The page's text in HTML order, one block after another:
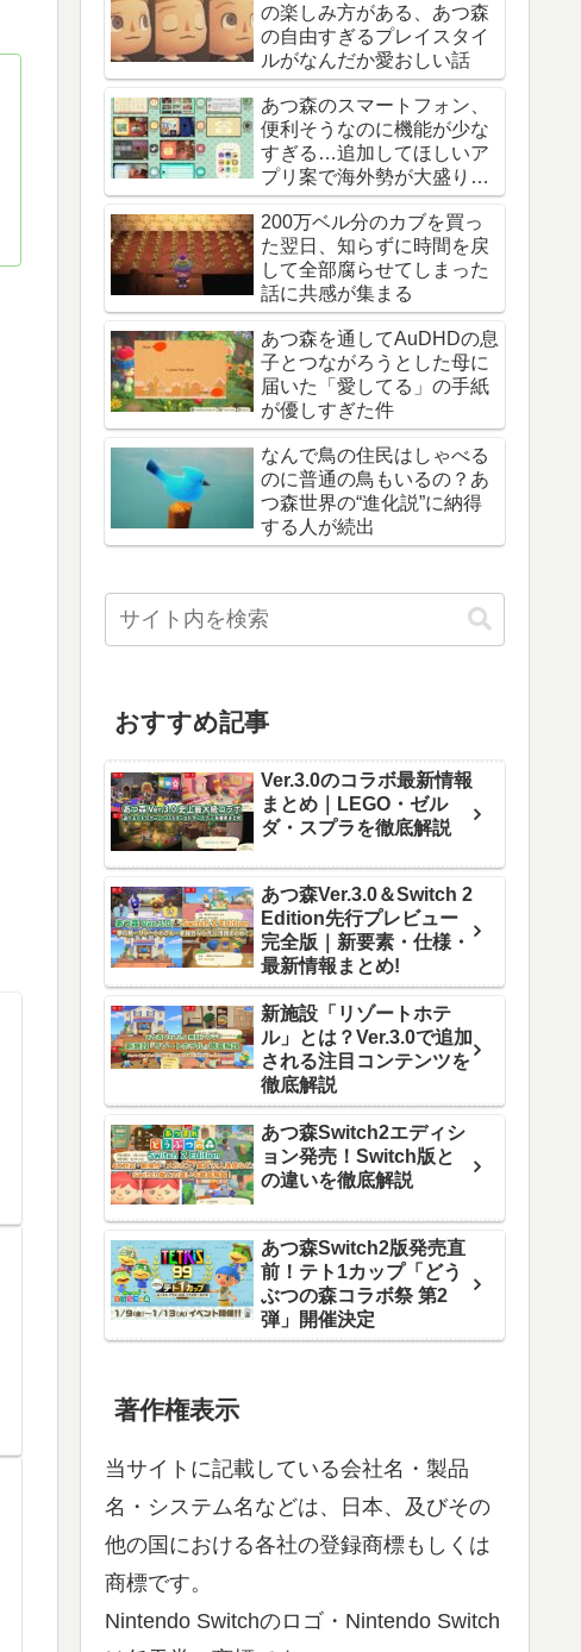
の楽しみ方がある、あつ森
の自由すぎるプレイスタイ
ルがなんだか愛おしい話
あつ森のスマートフォン、
便利そうなのに機能が少な
すぎる…追加してほしいア
プリ案で海外勢が大盛り上
がり
200万ベル分のカブを買っ
た翌日、知らずに時間を戻
して全部腐らせてしまった
話に共感が集まる
あつ森を通してAuDHDの息
子とつながろうとした母に
届いた「愛してる」の手紙
が優しすぎた件
なんで鳥の住民はしゃべる
のに普通の鳥もいるの？あ
つ森世界の“進化説”に納得
する人が続出
おすすめ記事
Ver.3.0のコラボ最新情報
まとめ｜LEGO・ゼル
ダ・スプラを徹底解説
あつ森Ver.3.0＆Switch 2
Edition先行プレビュー
完全版｜新要素・仕様・
最新情報まとめ!
新施設「リゾートホテ
ル」とは？Ver.3.0で追加
される注目コンテンツを
徹底解説
あつ森Switch2エディシ
ョン発売！Switch版と
の違いを徹底解説
あつ森Switch2版発売直
前！テト1カップ「どう
ぶつの森コラボ祭 第2
弾」開催決定
著作権表示
当サイトに記載している会社名・製品
名・システム名などは、日本、及びその
他の国における各社の登録商標もしくは
商標です。
Nintendo Switchのロゴ・Nintendo Switch